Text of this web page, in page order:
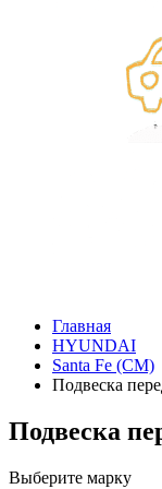
Главная
HYUNDAI
Santa Fe (CM)
Подвеска
Подвеска
Выберите марку